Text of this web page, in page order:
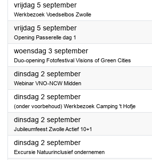
vrijdag 5 september2025
Werkbezoek Voedselbos Zwolle
vrijdag 5 september2025
Opening Passerelle dag 1
woensdag 3 september2025
Duo-opening Fotofestival Visions of Green Cities
dinsdag 2 september2025
Webinar VNO-NCW Midden
dinsdag 2 september2025
(onder voorbehoud) Werkbezoek Camping 't Hofje
dinsdag 2 september2025
Jubileumfeest Zwolle Actief 10+1
dinsdag 2 september2025
Excursie Natuurinclusief ondernemen